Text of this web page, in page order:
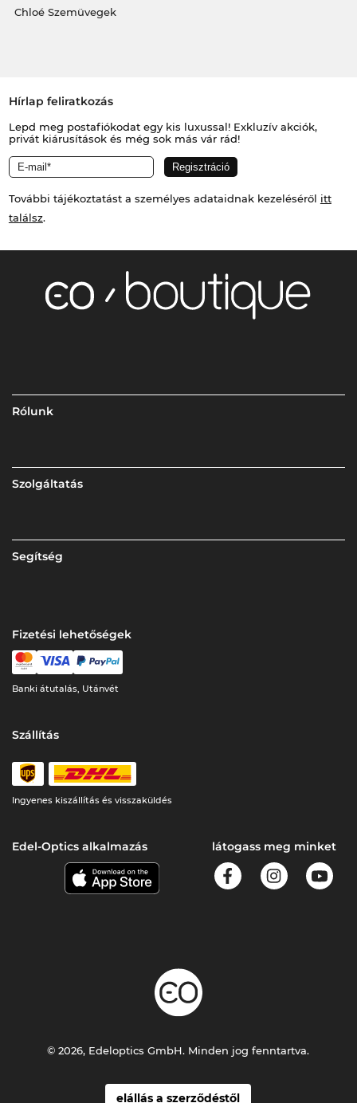
Chloé Szemüvegek
Hírlap feliratkozás
Lepd meg postafiókodat egy kis luxussal! Exkluzív akciók,
privát kiárusítások és még sok más vár rád!
További tájékoztatást a személyes adataidnak kezeléséről itt
találsz.
Rólunk
Szolgáltatás
Segítség
Fizetési lehetőségek
Banki átutalás, Utánvét
Szállítás
Ingyenes kiszállítás és visszaküldés
Edel-Optics alkalmazás látogass meg minket
elállás a szerződéstől
© 2026, Edeloptics GmbH. Minden jog fenntartva.